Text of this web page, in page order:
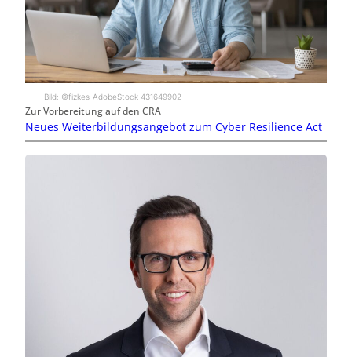
Bild: ©fizkes_AdobeStock_431649902
Zur Vorbereitung auf den CRA
Neues Weiterbildungsangebot zum Cyber Resilience Act